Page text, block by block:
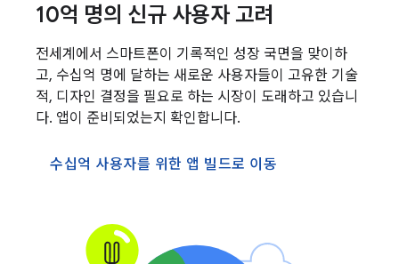
10억 명의 신규 사용자 고려
전세계에서 스마트폰이 기록적인 성장 국면을 맞이하
고, 수십억 명에 달하는 새로운 사용자들이 고유한 기술
적, 디자인 결정을 필요로 하는 시장이 도래하고 있습니
다. 앱이 준비되었는지 확인합니다.
수십억 사용자를 위한 앱 빌드로 이동